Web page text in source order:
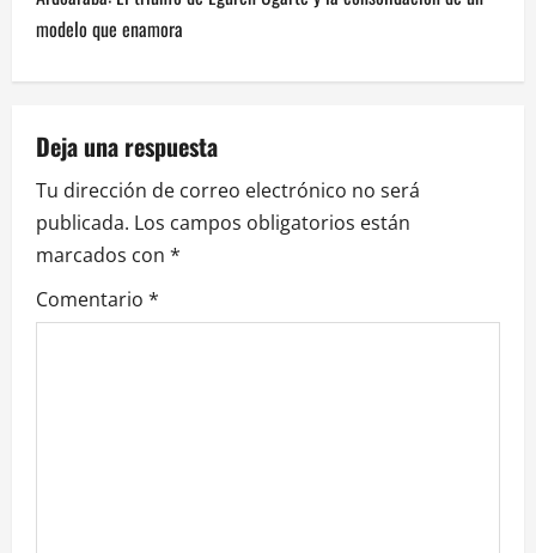
e
g
a
c
i
ó
n
modelo que enamora
Deja una respuesta
Tu dirección de correo electrónico no será
publicada. Los campos obligatorios están
marcados con *
Comentario *